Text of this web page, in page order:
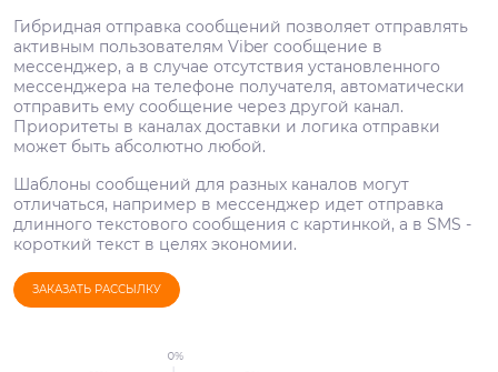
Гибридная отправка сообщений позволяет отправлять
активным пользователям Viber сообщение в
мессенджер, а в случае отсутствия установленного
мессенджера на телефоне получателя, автоматически
отправить ему сообщение через другой канал.
Приоритеты в каналах доставки и логика отправки
может быть абсолютно любой.
Шаблоны сообщений для разных каналов могут
отличаться, например в мессенджер идет отправка
длинного текстового сообщения с картинкой, а в SMS -
короткий текст в целях экономии.
ЗАКАЗАТЬ РАССЫЛКУ